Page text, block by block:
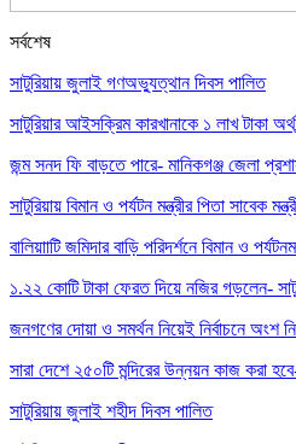
সর্বশেষ
সাটুরিয়ায় জুলাই গণঅভ্যুত্থান দিবস পালিত
সাটুরিয়ার আইসক্রিম কারখানাকে ১ লাখ টাকা
জন্ম সনদ ফি বাড়তে পারে- মানিকগঞ্জ জেলা
সাটুরিয়ায় বিমান ও পর্যটন মন্ত্রীর পিতা সাবেক
বালিয়াাটি জমিদার বাড়ি পরিদর্শনে বিমান ও
১.২২ কোটি টাকা ফেরত দিয়ে নজির গড়লেন-
জনগণের দোয়া ও সমর্থন নিয়েই নির্বাচনে
সারা দেশে ২৫০টি মন্দিরের উন্নয়ন কাজ করা
সাটুরিয়ায় জুলাই শহীদ দিবস পালিত